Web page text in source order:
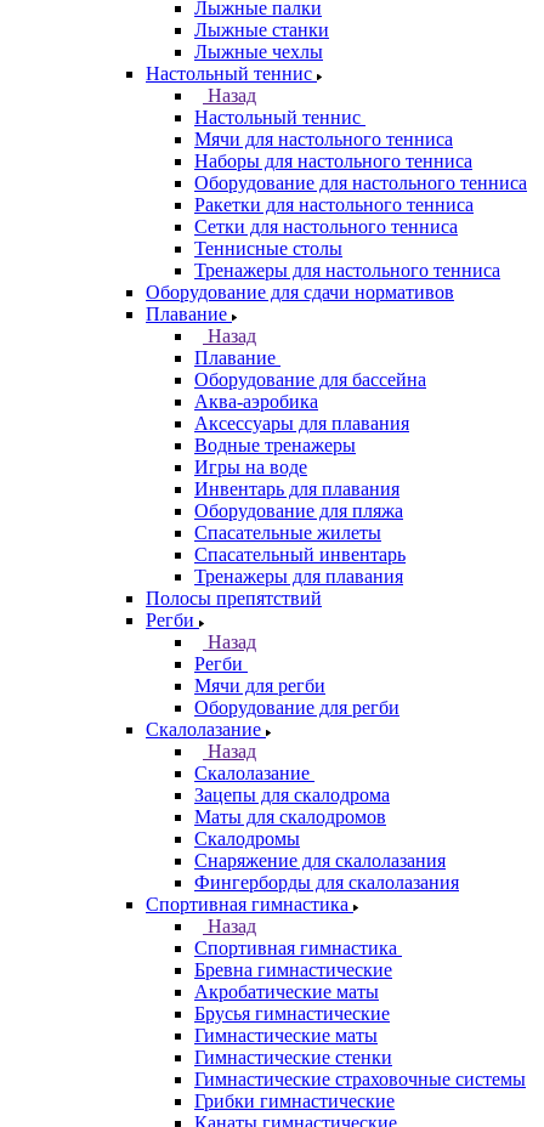
Лыжные палки
Лыжные станки
Лыжные чехлы
Настольный теннис
Назад
Настольный теннис
Мячи для настольного тенниса
Наборы для настольного тенниса
Оборудование для настольного тенниса
Ракетки для настольного тенниса
Сетки для настольного тенниса
Теннисные столы
Тренажеры для настольного тенниса
Оборудование для сдачи нормативов
Плавание
Назад
Плавание
Оборудование для бассейна
Аква-аэробика
Аксессуары для плавания
Водные тренажеры
Игры на воде
Инвентарь для плавания
Оборудование для пляжа
Спасательные жилеты
Спасательный инвентарь
Тренажеры для плавания
Полосы препятствий
Регби
Назад
Регби
Мячи для регби
Оборудование для регби
Скалолазание
Назад
Скалолазание
Зацепы для скалодрома
Маты для скалодромов
Скалодромы
Снаряжение для скалолазания
Фингерборды для скалолазания
Спортивная гимнастика
Назад
Спортивная гимнастика
Бревна гимнастические
Акробатические маты
Брусья гимнастические
Гимнастические маты
Гимнастические стенки
Гимнастические страховочные системы
Грибки гимнастические
Канаты гимнастические